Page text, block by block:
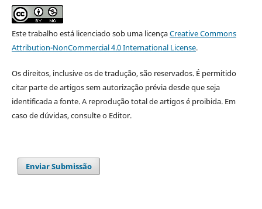
Este trabalho está licenciado sob uma licençaCreative Commons
Attribution-NonCommercial 4.0 International License.
Os direitos, inclusive os de tradução, são reservados. É permitido
citar parte de artigos sem autorização prévia desde que seja
identificada a fonte. A reprodução total de artigos é proibida. Em
caso de dúvidas, consulte o Editor.
Enviar Submissão